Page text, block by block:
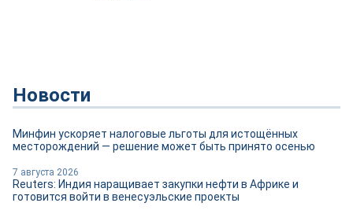
Новости
Минфин ускоряет налоговые льготы для истощённых
месторождений — решение может быть принято осенью
7 августа 2026
Reuters: Индия наращивает закупки нефти в Африке и
готовится войти в венесуэльские проекты